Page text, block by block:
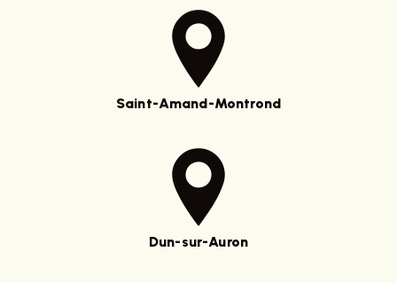
Saint-Amand-Montrond
Dun-sur-Auron